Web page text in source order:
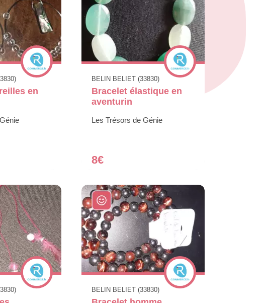
en
BELIN BELIET (33830)
Bracelet élastique en
aventurin
Les Trésors de Génie
8€
BELIN BELIET (33830)